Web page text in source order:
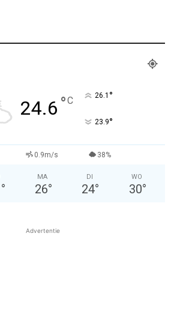
24.6 °C 26.1 °
23.9°
0.9m/s 38%
°
MA
26°
DI
24°
WO
30°
Advertentie